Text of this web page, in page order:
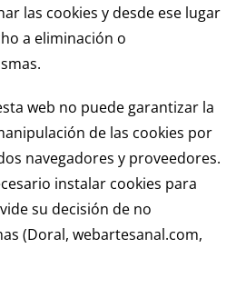
las cookies y desde ese lugar
a eliminación o
web no puede garantizar la
de las cookies por
navegadores y proveedores.
instalar cookies para
su decisión de no
(Doral, webartesanal.com,